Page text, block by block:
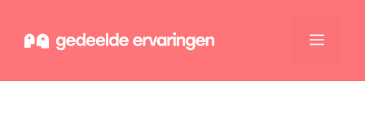
naar
Menu